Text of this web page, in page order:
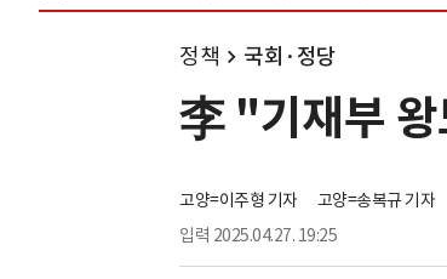
정책 국회·정당
李 "기재부
고양=이주형 기자
고양=송복규 기자
입력 2025.04.27. 19:25